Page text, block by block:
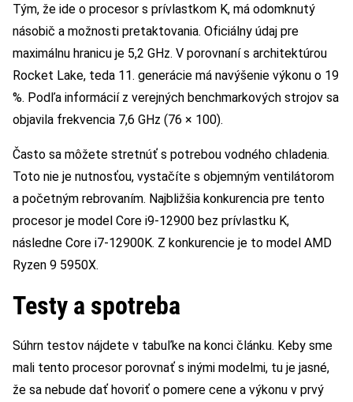
Tým, že ide o procesor s prívlastkom K, má odomknutý
násobič a možnosti pretaktovania. Oficiálny údaj pre
maximálnu hranicu je 5,2 GHz. V porovnaní s architektúrou
Rocket Lake, teda 11. generácie má navýšenie výkonu o 19
%. Podľa informácií z verejných benchmarkových strojov sa
objavila frekvencia 7,6 GHz (76 × 100).
Často sa môžete stretnúť s potrebou vodného chladenia.
Toto nie je nutnosťou, vystačíte s objemným ventilátorom
a početným rebrovaním. Najbližšia konkurencia pre tento
procesor je model Core i9-12900 bez prívlastku K,
následne Core i7-12900K. Z konkurencie je to model AMD
Ryzen 9 5950X.
Testy a spotreba
Súhrn testov nájdete v tabuľke na konci článku. Keby sme
mali tento procesor porovnať s inými modelmi, tu je jasné,
že sa nebude dať hovoriť o pomere cene a výkonu v prvý